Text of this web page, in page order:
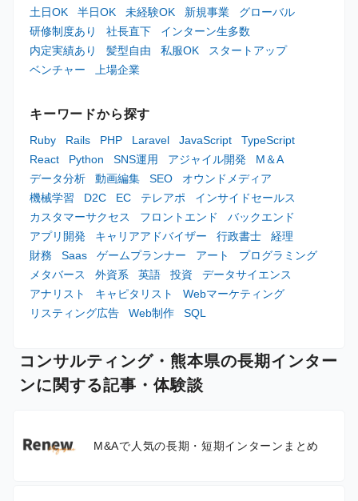
土日OK
半日OK 未経験OK 新規事業
グローバル
研修制度あり
社長直下
インターン生多数
内定実績あり
髪型自由 私服OK
スタートアップ
ベンチャー
上場企業
キーワードから探す
Ruby Rails PHP Laravel JavaScript
TypeScript
React
Python SNS運用 アジャイル開発
M＆A
データ分析
動画編集 SEO
オウンドメディア
機械学習
D2C EC テレアポ
インサイドセールス
カスタマーサクセス
フロントエンド
バックエンド
アプリ開発
キャリアアドバイザー 行政書士
経理
財務
Saas ゲームプランナー アート
プログラミング
メタバース
外資系 英語 投資
データサイエンス
アナリスト
キャピタリスト
Webマーケティング
リスティング広告
Web制作 SQL
コンサルティング・熊本県の長期インター
ンに関する記事・体験談
M&Aで人気の長期・短期インターンまとめ